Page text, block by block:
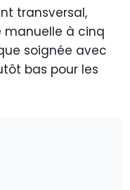
transversal,
manuelle à cinq
soignée avec
bas pour les